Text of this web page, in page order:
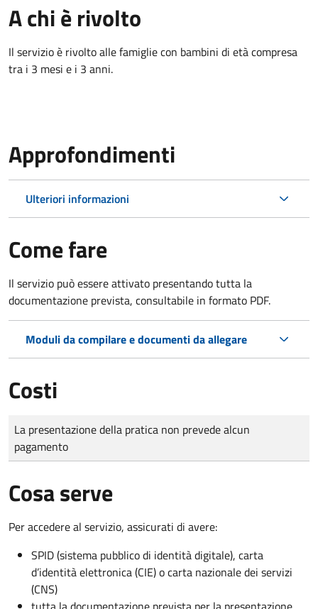
A chi è rivolto
Il servizio è rivolto alle famiglie con bambini di età compresa
tra i 3 mesi e i 3 anni.
Approfondimenti
Ulteriori informazioni
Come fare
Il servizio può essere attivato presentando tutta la
documentazione prevista, consultabile in formato PDF.
Moduli da compilare e documenti da allegare
Costi
Tipo di pagamento
Importo
La presentazione della pratica non prevede alcun
pagamento
Cosa serve
Per accedere al servizio, assicurati di avere:
SPID (sistema pubblico di identità digitale), carta
d’identità elettronica (CIE) o carta nazionale dei servizi
(CNS)